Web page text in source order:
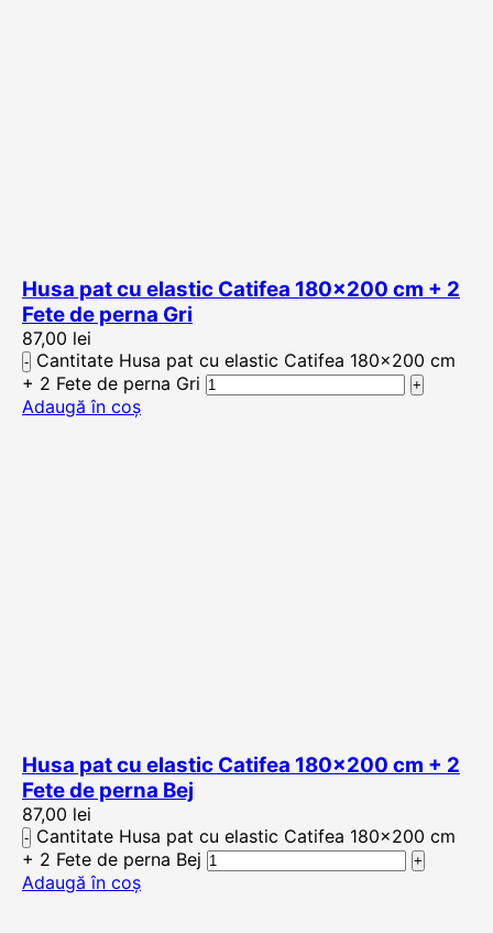
Husa pat cu elastic Catifea 180×200 cm + 2
Fete de perna Gri
87,00 lei
Cantitate Husa pat cu elastic Catifea 180×200 cm
+ 2 Fete de perna Gri
Adaugă în coș
Husa pat cu elastic Catifea 180×200 cm + 2
Fete de perna Bej
87,00 lei
Cantitate Husa pat cu elastic Catifea 180×200 cm
+ 2 Fete de perna Bej
Adaugă în coș